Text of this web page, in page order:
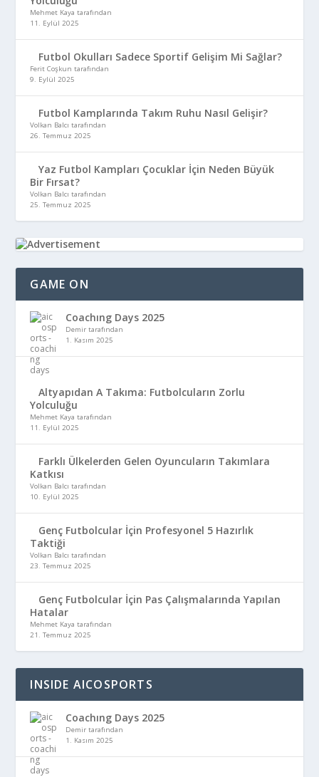
Mehmet Kaya tarafından
11. Eylül 2025
Futbol Okulları Sadece Sportif Gelişim Mi Sağlar?
Ferit Coşkun tarafından
9. Eylül 2025
Futbol Kamplarında Takım Ruhu Nasıl Gelişir?
Volkan Balcı tarafından
26. Temmuz 2025
Yaz Futbol Kampları Çocuklar İçin Neden Büyük
Bir Fırsat?
Volkan Balcı tarafından
25. Temmuz 2025
GAME ON
Coachıng Days 2025
Demir tarafından
1. Kasım 2025
Altyapıdan A Takıma: Futbolcuların Zorlu
Yolculuğu
Mehmet Kaya tarafından
11. Eylül 2025
Farklı Ülkelerden Gelen Oyuncuların Takımlara
Katkısı
Volkan Balcı tarafından
10. Eylül 2025
Genç Futbolcular İçin Profesyonel 5 Hazırlık
Taktiği
Volkan Balcı tarafından
23. Temmuz 2025
Genç Futbolcular İçin Pas Çalışmalarında Yapılan
Hatalar
Mehmet Kaya tarafından
21. Temmuz 2025
INSIDE AICOSPORTS
Coachıng Days 2025
Demir tarafından
1. Kasım 2025